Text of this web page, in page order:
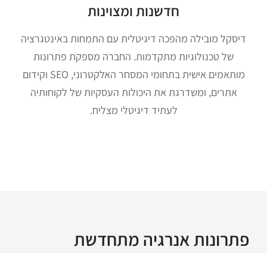
חדשנות ומצוינות
דיסקל מובילה מהפכה דיגיטלית עם התמחות באינטגרציה
של טכנולוגיות מתקדמות. החברה מספקת פתרונות
מותאמים אישית בתחומי המסחר האלקטרוני, SEO וקידום
אתרים, ומשדרגת את היכולות העסקיות של לקוחותיה
לעתיד דיגיטלי מצליח.
פתרונות אנרגיה מתחדשת